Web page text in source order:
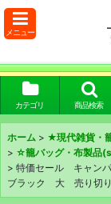
メニュー
カテゴリ 商品検索
ホーム > ★現代雑貨・
> ☆籠バッグ・布製品
> 特価セール キャン
ブラック 大 売り切